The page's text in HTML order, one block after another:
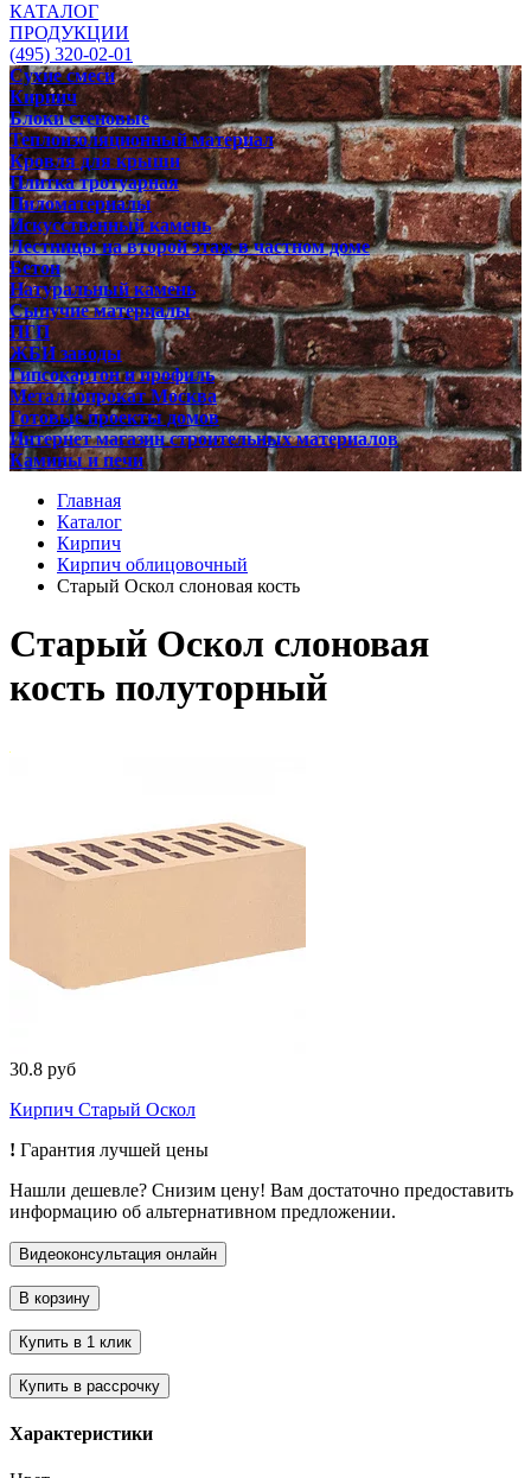
КАТАЛОГ
ПРОДУКЦИИ
(495) 320-02-01
Сухие смеси
Кирпич
Блоки стеновые
Теплоизоляционный материал
Кровля для крыши
Плитка тротуарная
Пиломатериалы
Искусственный камень
Лестницы на второй этаж в частном доме
Бетон
Натуральный камень
Сыпучие материалы
ПГП
ЖБИ заводы
Гипсокартон и профиль
Металлопрокат Москва
Готовые проекты домов
Интернет магазин строительных материалов
Камины и печи
Главная
Каталог
Кирпич
Кирпич облицовочный
Старый Оскол слоновая кость
Старый Оскол слоновая
кость полуторный
30.8 руб
Кирпич Старый Оскол
! Гарантия лучшей цены
Нашли дешевле? Снизим цену! Вам достаточно предоставить
информацию об альтернативном предложении.
Характеристики